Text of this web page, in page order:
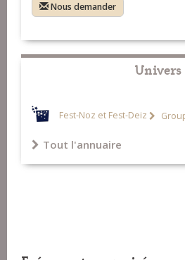
Nous demander
Univers
Fest-Noz et Fest-Deiz
Tout l'annuaire